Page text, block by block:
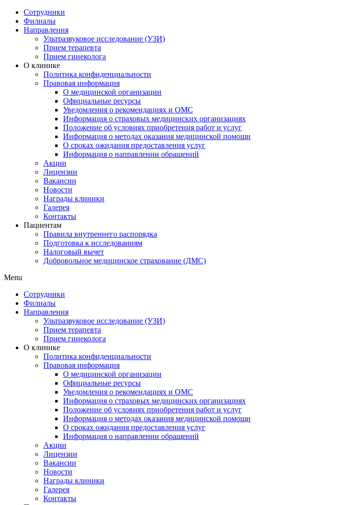
Сотрудники
Филиалы
Направления
Ультразвуковое исследование (УЗИ)
Прием терапевта
Прием гинеколога
О клинике
Политика конфиденциальности
Правовая информация
О медицинской организации
Официальные ресурсы
Уведомления о рекомендациях и ОМС
Информация о страховых медицинских организациях
Положение об условиях приобретения работ и услуг
Информация о методах оказания медицинской помощи
О сроках ожидания предоставления услуг
Информация о направлении обращений
Акции
Лицензии
Вакансии
Новости
Награды клиники
Галерея
Контакты
Пациентам
Правила внутреннего распорядка
Подготовка к исследованиям
Налоговый вычет
Добровольное медицинское страхование (ДМС)
Menu
Сотрудники
Филиалы
Направления
Ультразвуковое исследование (УЗИ)
Прием терапевта
Прием гинеколога
О клинике
Политика конфиденциальности
Правовая информация
О медицинской организации
Официальные ресурсы
Уведомления о рекомендациях и ОМС
Информация о страховых медицинских организациях
Положение об условиях приобретения работ и услуг
Информация о методах оказания медицинской помощи
О сроках ожидания предоставления услуг
Информация о направлении обращений
Акции
Лицензии
Вакансии
Новости
Награды клиники
Галерея
Контакты